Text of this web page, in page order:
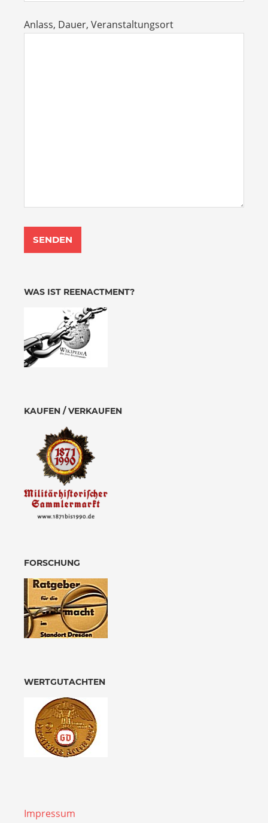
Anlass, Dauer, Veranstaltungsort
WAS IST REENACTMENT?
KAUFEN / VERKAUFEN
FORSCHUNG
WERTGUTACHTEN
Impressum